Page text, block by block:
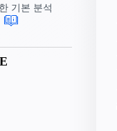
기본 분석